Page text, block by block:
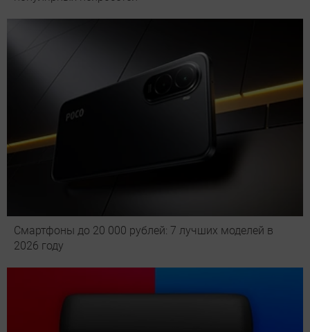
Смартфоны до 20 000 рублей: 7 лучших моделей в
2026 году